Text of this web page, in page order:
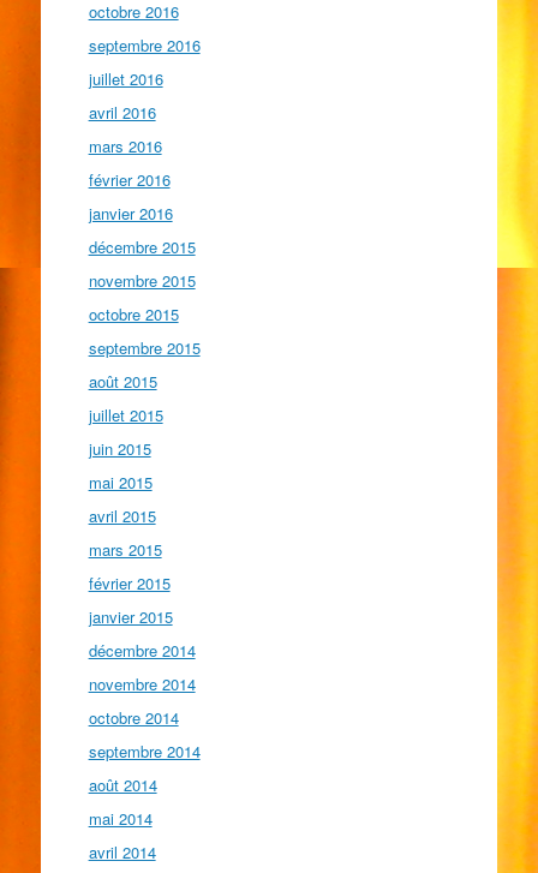
octobre 2016
septembre 2016
juillet 2016
avril 2016
mars 2016
février 2016
janvier 2016
décembre 2015
novembre 2015
octobre 2015
septembre 2015
août 2015
juillet 2015
juin 2015
mai 2015
avril 2015
mars 2015
février 2015
janvier 2015
décembre 2014
novembre 2014
octobre 2014
septembre 2014
août 2014
mai 2014
avril 2014